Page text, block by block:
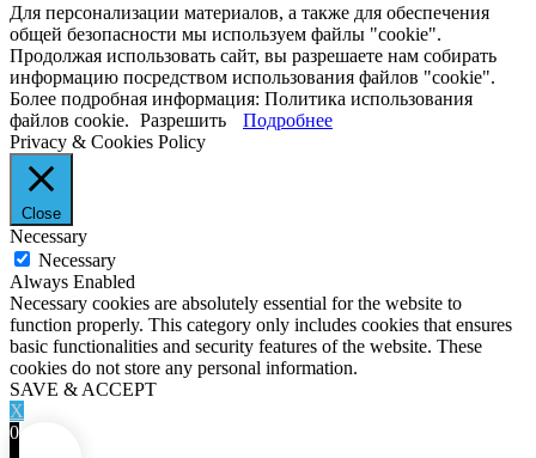
Для персонализации материалов, а также для обеспечения
общей безопасности мы используем файлы "cookie".
Продолжая использовать сайт, вы разрешаете нам собирать
информацию посредством использования файлов "cookie".
Более подробная информация: Политика использования
файлов cookie. Разрешить
Подробнее
Privacy & Cookies Policy
Close
Necessary
Necessary
Always Enabled
Necessary cookies are absolutely essential for the website to
function properly. This category only includes cookies that ensures
basic functionalities and security features of the website. These
cookies do not store any personal information.
SAVE & ACCEPT
X
0